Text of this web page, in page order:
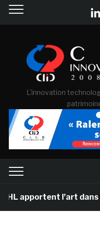
L'innovation
l’art dans les